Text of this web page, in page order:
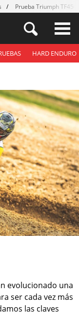
Prueba Triumph
HARD ENDURO
evolucionado una
ser cada vez más
las claves